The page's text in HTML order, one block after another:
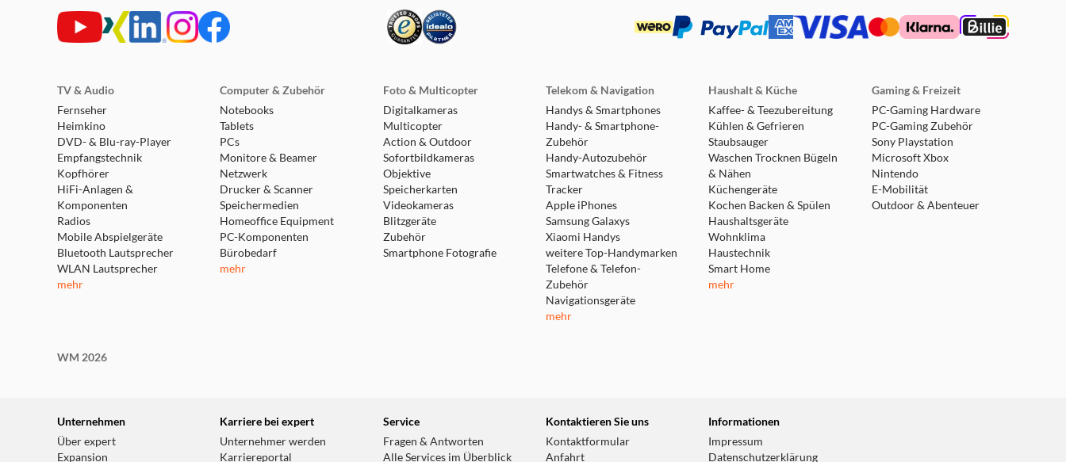
TV & Audio
Fernseher
Heimkino
DVD- & Blu-ray-Player
Empfangstechnik
Kopfhörer
HiFi-Anlagen &
Komponenten
Radios
Mobile Abspielgeräte
Bluetooth Lautsprecher
WLAN Lautsprecher
mehr
Computer & Zubehör
Notebooks
Tablets
PCs
Monitore & Beamer
Netzwerk
Drucker & Scanner
Speichermedien
Homeoffice Equipment
PC-Komponenten
Bürobedarf
mehr
Foto & Multicopter
Digitalkameras
Multicopter
Action & Outdoor
Sofortbildkameras
Objektive
Speicherkarten
Videokameras
Blitzgeräte
Zubehör
Smartphone Fotografie
Telekom & Navigation
Handys & Smartphones
Handy- & Smartphone-
Zubehör
Handy-Autozubehör
Smartwatches & Fitness
Tracker
Apple iPhones
Samsung Galaxys
Xiaomi Handys
weitere Top-Handymarken
Telefone & Telefon-
Zubehör
Navigationsgeräte
mehr
Haushalt & Küche
Kaffee- & Teezubereitung
Kühlen & Gefrieren
Staubsauger
Waschen Trocknen Bügeln
& Nähen
Küchengeräte
Kochen Backen & Spülen
Haushaltsgeräte
Wohnklima
Haustechnik
Smart Home
mehr
Gaming & Freizeit
PC-Gaming Hardware
PC-Gaming Zubehör
Sony Playstation
Microsoft Xbox
Nintendo
E-Mobilität
Outdoor & Abenteuer
WM 2026
Unternehmen
Über expert
Expansion
Karriere bei expert
Unternehmer werden
Karriereportal
Service
Fragen & Antworten
Alle Services im Überblick
Kontaktieren Sie uns
Kontaktformular
Anfahrt
Informationen
Impressum
Datenschutzerklärung